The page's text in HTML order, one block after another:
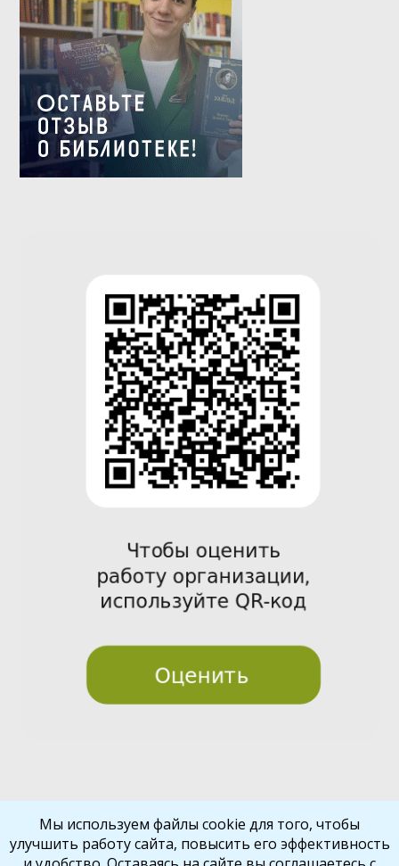
vio
t
Мы используем файлы cookie для того, чтобы
улучшить работу сайта, повысить его эффективность